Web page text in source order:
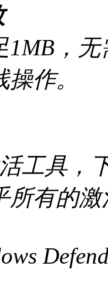
1MB，
作。
工具，
所有的